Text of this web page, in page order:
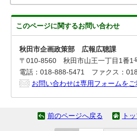
このページに関するお問い合わせ
秋田市企画政策部 広報広聴課
〒010-8560 秋田市山王一丁目1番
電話：018-888-5471 ファクス：
お問い合わせは専用フォームをご
前のページへ戻る ト